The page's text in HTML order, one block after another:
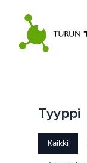
content
Tyyppi
Kaikki